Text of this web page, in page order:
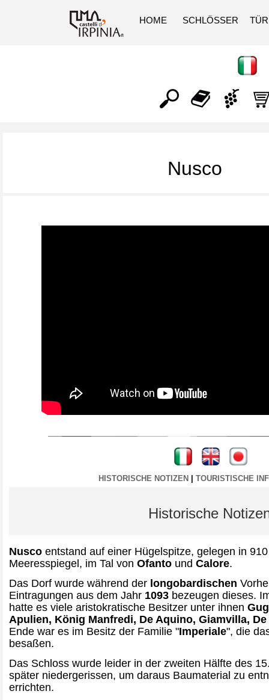
HOME SCHLÖSSER
Nusco
HISTORISCHE NOTIZEN| TOURISTISCHE
Historische
Nusco entstand auf einer Hügelspitze, gelegen in
Meeresspiegel, im Tal von Ofanto und Calore.
Das Dorf wurde während der longobardischen
Eintragungen aus dem Jahr 1093 bezeugen dieses.
hatte es viele aristokratische Besitzer unter ihnen
Apulien, König Manfredi, De Aquino, Giamvilla,
Ende war es im Besitz der Familie "Imperiale", die
besaßen.
Das Schloss wurde leider in der zweiten Hälfte des
später niedergerissen, um daraus Baumaterial zu
errichten.